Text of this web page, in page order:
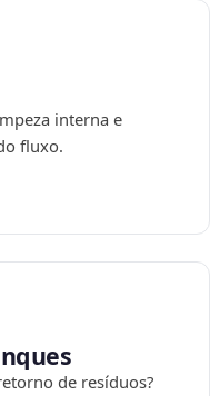
interna e
fluxo.
de resíduos?